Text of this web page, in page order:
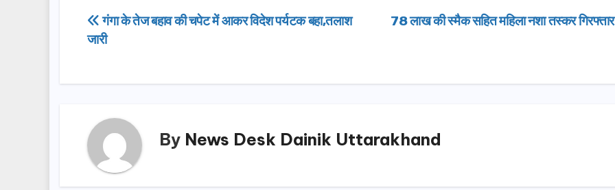
e
o
o
n
e
Post
navigation
78 लाख की स्मैक सहित महिला नशा तस्कर गिरफ्तार
गंगा के तेज बहाव की चपेट में आकर विदेश पर्यटक बहा,तलाश
जारी
By News Desk Dainik Uttarakhand
उत्तराखण्ड